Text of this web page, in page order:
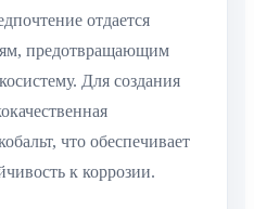
отдается
предотвращающим
Для создания
что обеспечивает
к коррозии.